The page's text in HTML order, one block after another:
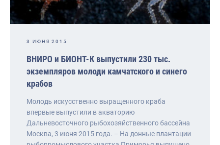
3 ИЮНЯ 2015
ВНИРО и БИОНТ-К выпустили 230 тыс.
экземпляров молоди камчатского и синего
крабов
Молодь искусственно выращенного краба
впервые выпустили в акваторию
Дальневосточного рыбохозяйственного бассейна
Москва, 3 июня 2015 года. – На донные плантации